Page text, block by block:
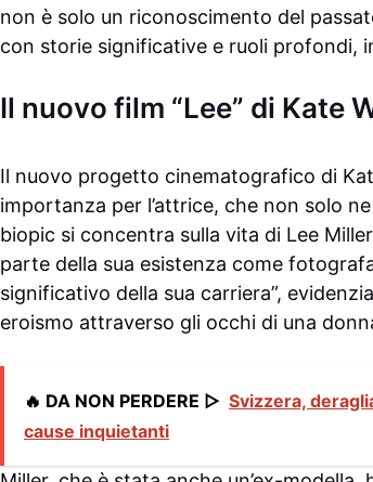
non è solo un riconoscimento del
con storie significative e ruoli profondi,
Il nuovo film “Lee” di Kate
Il nuovo progetto cinematografico di
importanza per l’attrice, che non solo
biopic si concentra sulla vita di Lee
parte della sua esistenza come
significativo della sua carriera”,
eroismo attraverso gli occhi di una
🔥 DA NON PERDERE ▷ Svizzera,
cause inquietanti